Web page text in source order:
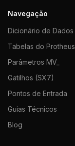
Navegação
Dicionário de Dados
Tabelas do Protheus
Parâmetros MV_
Gatilhos (SX7)
Pontos de Entrada
Guias Técnicos
Blog